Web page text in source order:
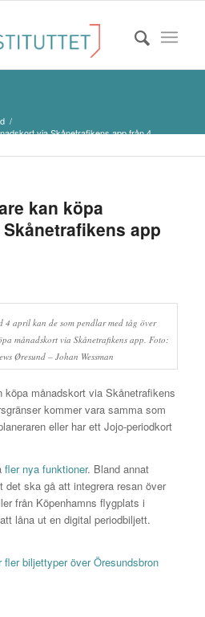
/
via Skånetrafikens app från 4
kan köpa
app
4 april kan de som pendlar med tåg över
månadskort via Skånetrafikens app. Foto:
Øresund – Johan Wessman
köpa månadskort via Skånetrafikens
kommer vara samma som
eller har ett Jojo-periodkort
fler nya funktioner. Bland annat
det ska gå att integrera resan över
från Köpenhamns flygplats i
låna ut en digital periodbiljett.
fler biljettyper över Öresundsbron